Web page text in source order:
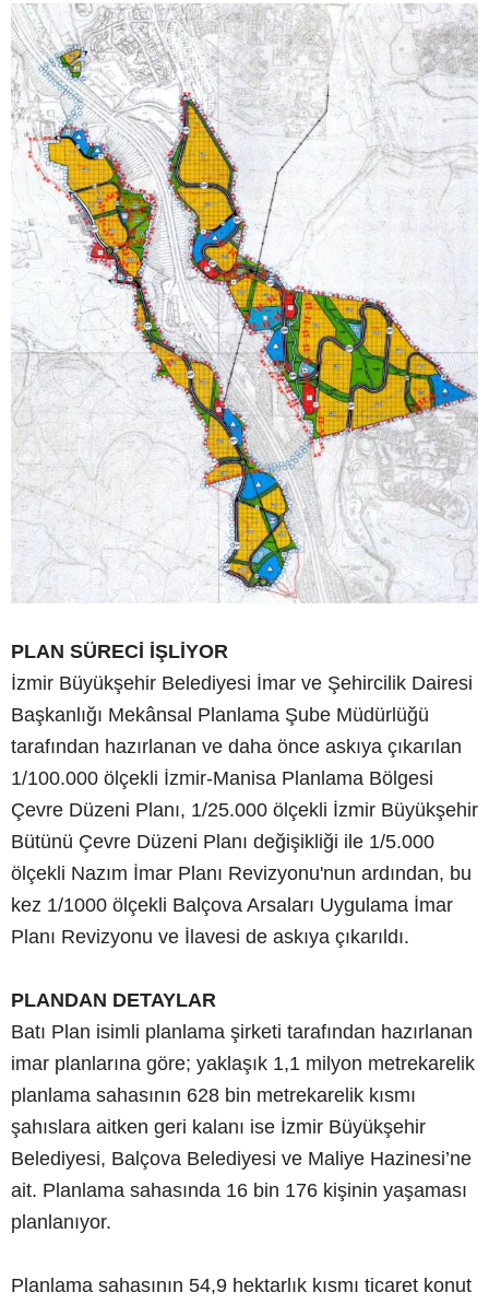
PLAN SÜRECİ İŞLİYOR
İzmir Büyükşehir Belediyesi İmar ve Şehircilik Dairesi
Başkanlığı Mekânsal Planlama Şube Müdürlüğü
tarafından hazırlanan ve daha önce askıya çıkarılan
1/100.000 ölçekli İzmir-Manisa Planlama Bölgesi
Çevre Düzeni Planı, 1/25.000 ölçekli İzmir Büyükşehir
Bütünü Çevre Düzeni Planı değişikliği ile 1/5.000
ölçekli Nazım İmar Planı Revizyonu'nun ardından, bu
kez 1/1000 ölçekli Balçova Arsaları Uygulama İmar
Planı Revizyonu ve İlavesi de askıya çıkarıldı.
PLANDAN DETAYLAR
Batı Plan isimli planlama şirketi tarafından hazırlanan
imar planlarına göre; yaklaşık 1,1 milyon metrekarelik
planlama sahasının 628 bin metrekarelik kısmı
şahıslara aitken geri kalanı ise İzmir Büyükşehir
Belediyesi, Balçova Belediyesi ve Maliye Hazinesi’ne
ait. Planlama sahasında 16 bin 176 kişinin yaşaması
planlanıyor.
Planlama sahasının 54,9 hektarlık kısmı ticaret konut